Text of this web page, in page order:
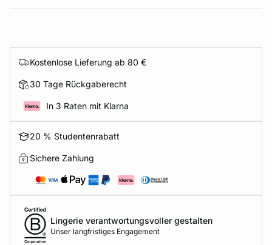
Kostenlose Lieferung ab 80 €
30 Tage Rückgaberecht
In 3 Raten mit Klarna
20 % Studentenrabatt
Sichere Zahlung
Lingerie verantwortungsvoller gestalten
Unser langfristiges Engagement